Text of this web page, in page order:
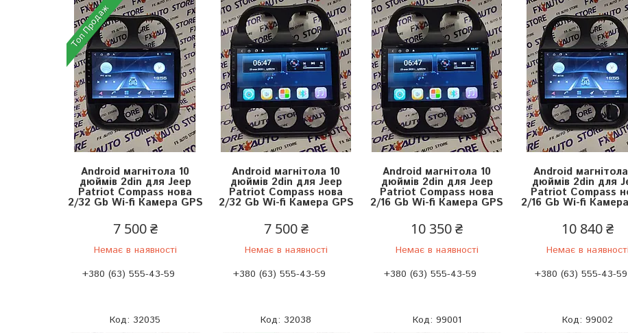
Топ Продаж
Android магнітола 10
дюймів 2din для Jeep
Patriot Compass нова
2/32 Gb Wi-fi Камера GPS
7 500 ₴
Немає в наявності
+380 (63) 555-43-59
Android магнітола 10
дюймів 2din для Jeep
Patriot Compass нова
2/32 Gb Wi-fi Камера GPS
7 500 ₴
Немає в наявності
+380 (63) 555-43-59
Android магнітола 10
дюймів 2din для Jeep
Patriot Compass нова
2/16 Gb Wi-fi Камера GPS
10 350 ₴
Немає в наявності
+380 (63) 555-43-59
Android
дюймів 2din для
Patriot Compass
2/16 Gb Wi-fi
10 840 ₴
Немає в наявності
+380 (63) 555-43-59
32035 32038 99001 99002